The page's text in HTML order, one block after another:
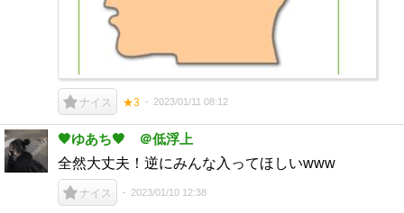
ナイス ★3 2023/01/11 08:12
🖤ゆあち🖤 ＠低浮上
全然大丈夫！逆にみんな入ってほしいwww
ナイス 2023/01/10 12:38